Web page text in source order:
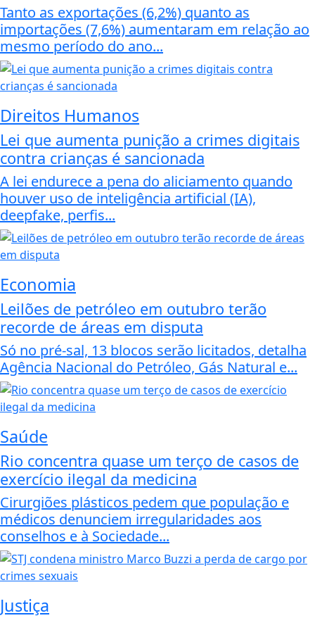
Tanto as exportações (6,2%) quanto as
importações (7,6%) aumentaram em relação ao
mesmo período do ano...
Direitos Humanos
Lei que aumenta punição a crimes digitais
contra crianças é sancionada
A lei endurece a pena do aliciamento quando
houver uso de inteligência artificial (IA),
deepfake, perfis...
Economia
Leilões de petróleo em outubro terão
recorde de áreas em disputa
Só no pré-sal, 13 blocos serão licitados, detalha
Agência Nacional do Petróleo, Gás Natural e...
Saúde
Rio concentra quase um terço de casos de
exercício ilegal da medicina
Cirurgiões plásticos pedem que população e
médicos denunciem irregularidades aos
conselhos e à Sociedade...
Justiça